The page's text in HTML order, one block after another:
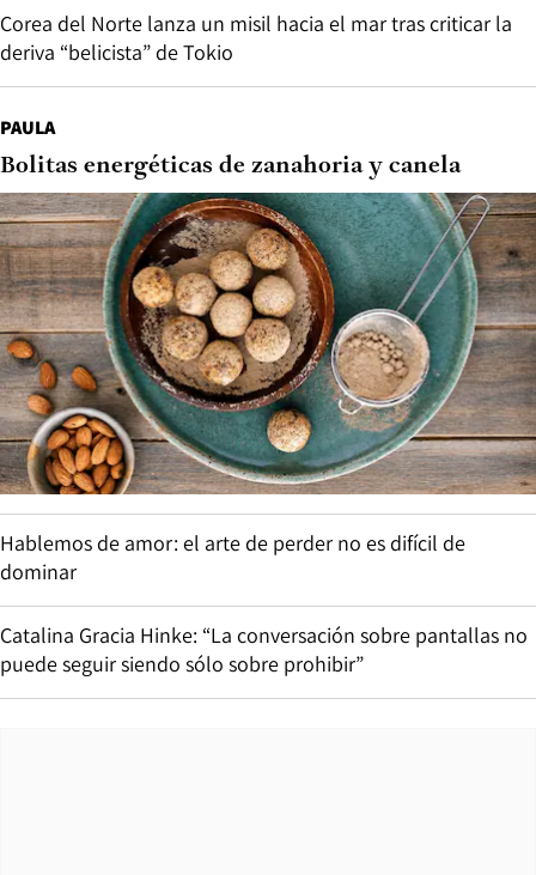
Corea del Norte lanza un misil hacia el mar tras criticar la
deriva “belicista” de Tokio
PAULA
Bolitas energéticas de zanahoria y canela
Hablemos de amor: el arte de perder no es difícil de
dominar
Catalina Gracia Hinke: “La conversación sobre pantallas no
puede seguir siendo sólo sobre prohibir”